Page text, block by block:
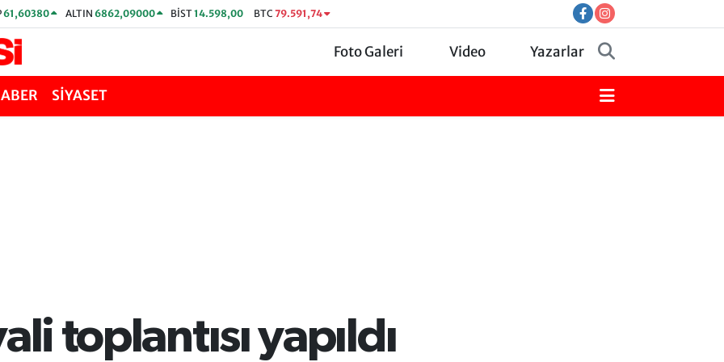
61,60380 ALTIN 6862,09000 BİST14.598,00 BTC 79.591,74
Foto Galeri Video Yazarlar
SİYASET
toplantısı yapıldı